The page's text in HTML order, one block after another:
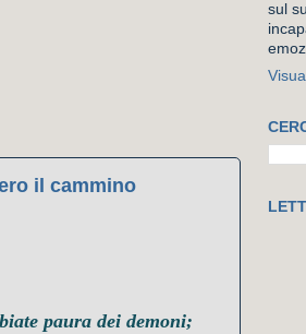
il cammino
paura dei demoni;
sul